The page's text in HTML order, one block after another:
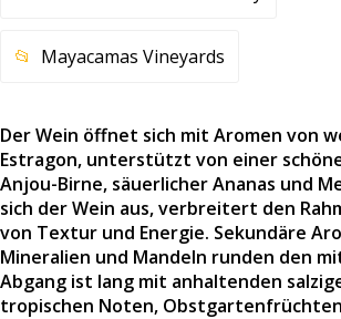
Mayacamas Vineyards
Der Wein öffnet sich mit Aromen von
Estragon, unterstützt von einer
Anjou-Birne, säuerlicher Ananas und
sich der Wein aus, verbreitert den
von Textur und Energie. Sekundäre
Mineralien und Mandeln runden den
Abgang ist lang mit anhaltenden
tropischen Noten,